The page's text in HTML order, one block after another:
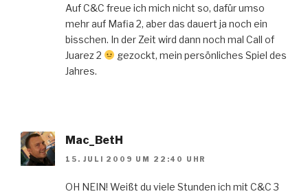
Auf C&C freue ich mich nicht so, dafür umso
mehr auf Mafia 2, aber das dauert ja noch ein
bisschen. In der Zeit wird dann noch mal Call of
Juarez 2
gezockt, mein persönliches Spiel des
Jahres.
Mac_BetH
15. JULI 2009 UM 22:40 UHR
OH NEIN! Weißt du viele Stunden ich mit C&C 3